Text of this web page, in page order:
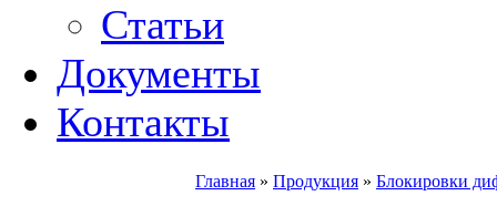
Статьи
Документы
Контакты
Главная » Продукция » Блокировки